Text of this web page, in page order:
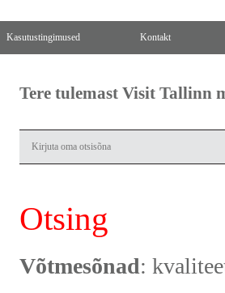
Kasutustingimused Kontakt
Tere tulemast Visit Tallinn
Otsing
Võtmesõnad: